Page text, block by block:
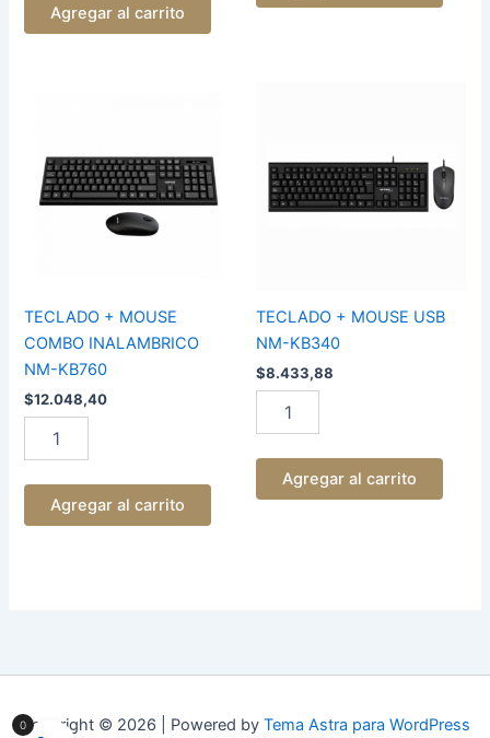
Agregar al carrito
TECLADO + MOUSE
COMBO INALAMBRICO
NM-KB760
$12.048,40
COMBO
INALAMBRICO
NM-
Agregar al carrito
TECLADO + MOUSE USB
NM-KB340
$8.433,88
NM-
KB340
Agregar al carrito
Copyright © 2026 | Powered by Tema Astra para WordPress
0